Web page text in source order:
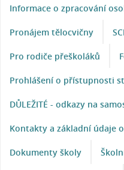
Informace o zpracování
Pronájem tělocvičny
Pro rodiče přeškoláků
Prohlášení o přístupnosti
DŮLEŽITÉ - odkazy na
Kontakty a základní údaje
Dokumenty školy